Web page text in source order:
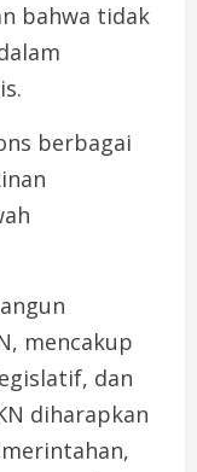
bahwa tidak
berbagai
mencakup
dan
diharapkan